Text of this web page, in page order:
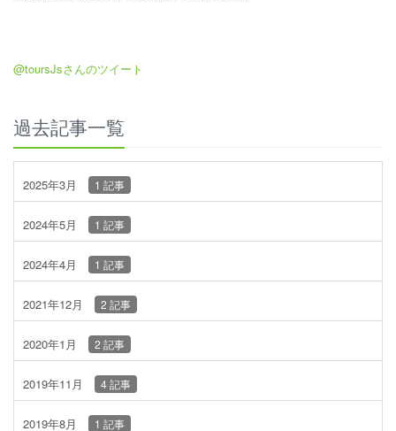
@toursJsさんのツイート
過去記事一覧
2025年3月 1 記事
2024年5月 1 記事
2024年4月 1 記事
2021年12月 2 記事
2020年1月 2 記事
2019年11月 4 記事
2019年8月 1 記事